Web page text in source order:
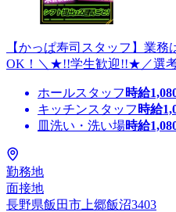
【かっぱ寿司スタッフ】業
OK！＼★!!学生歓迎!!★／選
ホールスタッフ 時給
キッチンスタッフ 時給
皿洗い・洗い場時給
勤務地
面接地
長野県飯田市上郷飯沼3403